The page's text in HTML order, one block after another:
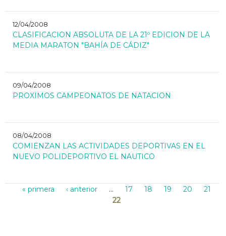
12/04/2008
CLASIFICACION ABSOLUTA DE LA 21º EDICION DE LA
MEDIA MARATON "BAHÍA DE CÁDIZ"
09/04/2008
PROXIMOS CAMPEONATOS DE NATACION
08/04/2008
COMIENZAN LAS ACTIVIDADES DEPORTIVAS EN EL
NUEVO POLIDEPORTIVO EL NAUTICO
Páginas
« primera ‹ anterior … 17 18 19 20
21
22